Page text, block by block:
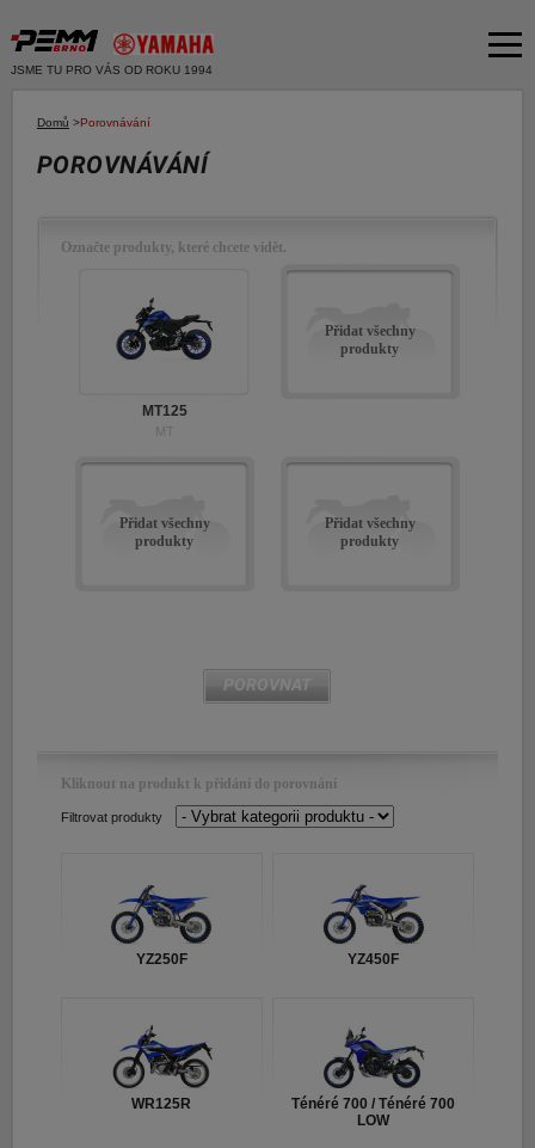
JSME TU PRO VÁS OD ROKU 1994
Skútry
Servis
Domů >Porovnávání
POROVNÁVÁNÍ
Označte produkty, které chcete vidět.
MT125
MT
Přidat všechny
produkty
Přidat všechny
produkty
Přidat všechny
produkty
POROVNAT
Kliknout na produkt k přidání do porovnání
Filtrovat produkty
YZ250F YZ450F
WR125R
Ténéré 700 / Ténéré 700
LOW